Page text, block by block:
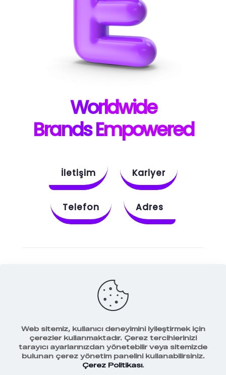
Worldwide
Brands Empowered
İletişim Kariyer
Telefon Adres
Behance
Facebook
Veri Koruma Politikamız
Web sitemiz, kullanıcı deneyimini iyileştirmek için
çerezler kullanmaktadır. Çerez tercihlerinizi
tarayıcı ayarlarınızdan yönetebilir veya sitemizde
bulunan çerez yönetim panelini kullanabilirsiniz.
Çerez Politikası.